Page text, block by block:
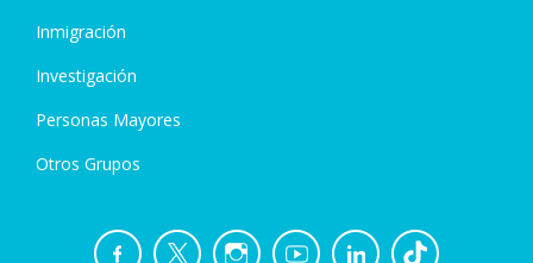
Inmigración
Investigación
Personas Mayores
Otros Grupos